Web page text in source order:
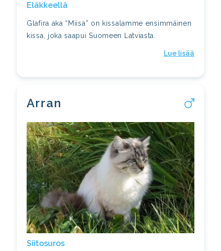
Eläkkeellä
Glafira aka “Miisa” on kissalamme ensimmäinen
kissa, joka saapui Suomeen Latviasta.
Lue lisää
Arran
Siitosuros